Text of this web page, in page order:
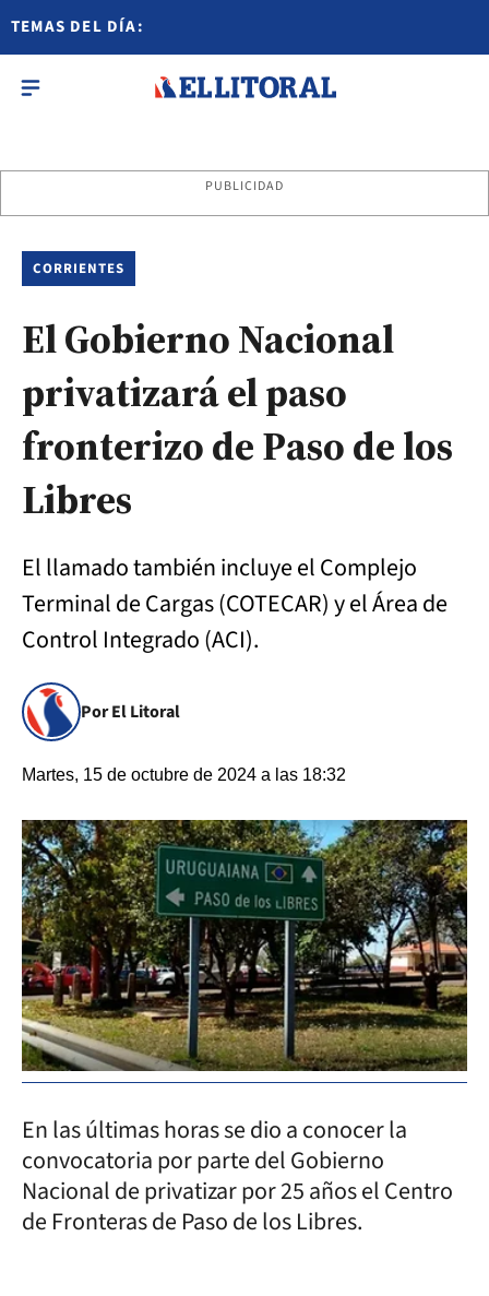
TEMAS DEL DÍA:
PUBLICIDAD
CORRIENTES
El Gobierno Nacional
privatizará el paso
fronterizo de Paso de los
Libres
El llamado también incluye el Complejo
Terminal de Cargas (COTECAR) y el Área de
Control Integrado (ACI).
Por El Litoral
Martes, 15 de octubre de 2024 a las 18:32
En las últimas horas se dio a conocer la
convocatoria por parte del Gobierno
Nacional de privatizar por 25 años el Centro
de Fronteras de Paso de los Libres.